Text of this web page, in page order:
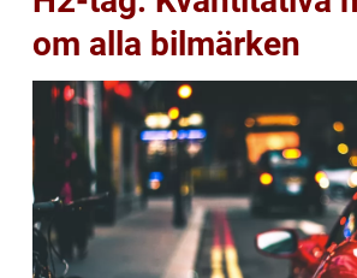
om alla bilmärken